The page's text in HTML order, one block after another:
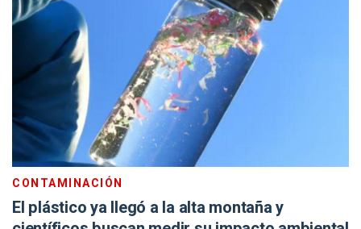
CONTAMINACIÓN
El plástico ya llegó a la alta montaña y